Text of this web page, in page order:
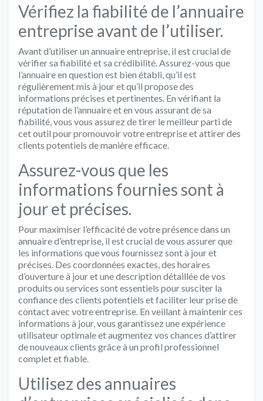
Vérifiez la fiabilité de l’annuaire
entreprise avant de l’utiliser.
Avant d’utiliser un annuaire entreprise, il est crucial de
vérifier sa fiabilité et sa crédibilité. Assurez-vous que
l’annuaire en question est bien établi, qu’il est
régulièrement mis à jour et qu’il propose des
informations précises et pertinentes. En vérifiant la
réputation de l’annuaire et en vous assurant de sa
fiabilité, vous vous assurez de tirer le meilleur parti de
cet outil pour promouvoir votre entreprise et attirer des
clients potentiels de manière efficace.
Assurez-vous que les
informations fournies sont à
jour et précises.
Pour maximiser l’efficacité de votre présence dans un
annuaire d’entreprise, il est crucial de vous assurer que
les informations que vous fournissez sont à jour et
précises. Des coordonnées exactes, des horaires
d’ouverture à jour et une description détaillée de vos
produits ou services sont essentiels pour susciter la
confiance des clients potentiels et faciliter leur prise de
contact avec votre entreprise. En veillant à maintenir ces
informations à jour, vous garantissez une expérience
utilisateur optimale et augmentez vos chances d’attirer
de nouveaux clients grâce à un profil professionnel
complet et fiable.
Utilisez des annuaires